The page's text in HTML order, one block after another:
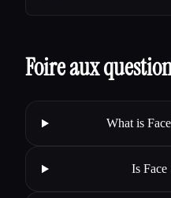
Foire aux
What is
Is Face